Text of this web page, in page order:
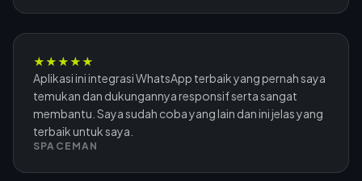
★★★★★
Aplikasi ini integrasi WhatsApp terbaik yang pernah saya
temukan dan dukungannya responsif serta sangat
membantu. Saya sudah coba yang lain dan ini jelas yang
terbaik untuk saya.
SPACEMAN